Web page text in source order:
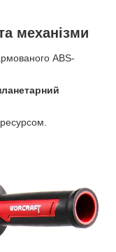
механізми
ABS-